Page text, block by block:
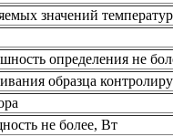
значений
определения не
образца
не более, Вт